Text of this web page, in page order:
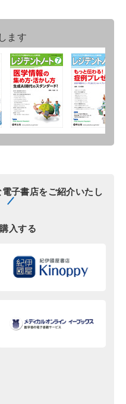
ます
子書店をご紹介いたし
入する